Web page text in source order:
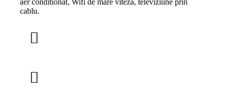
aer conditionat, Wifi de mare viteza, televiziune prin
cablu.